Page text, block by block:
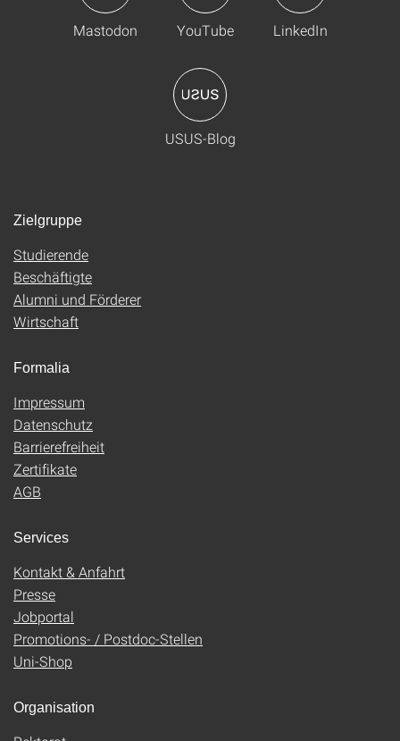
Mastodon YouTube LinkedIn
USUS-Blog
Zielgruppe
Studierende
Beschäftigte
Alumni und Förderer
Wirtschaft
Formalia
Impressum
Datenschutz
Barrierefreiheit
Zertifikate
AGB
Services
Kontakt & Anfahrt
Presse
Jobportal
Promotions- / Postdoc-Stellen
Uni-Shop
Organisation